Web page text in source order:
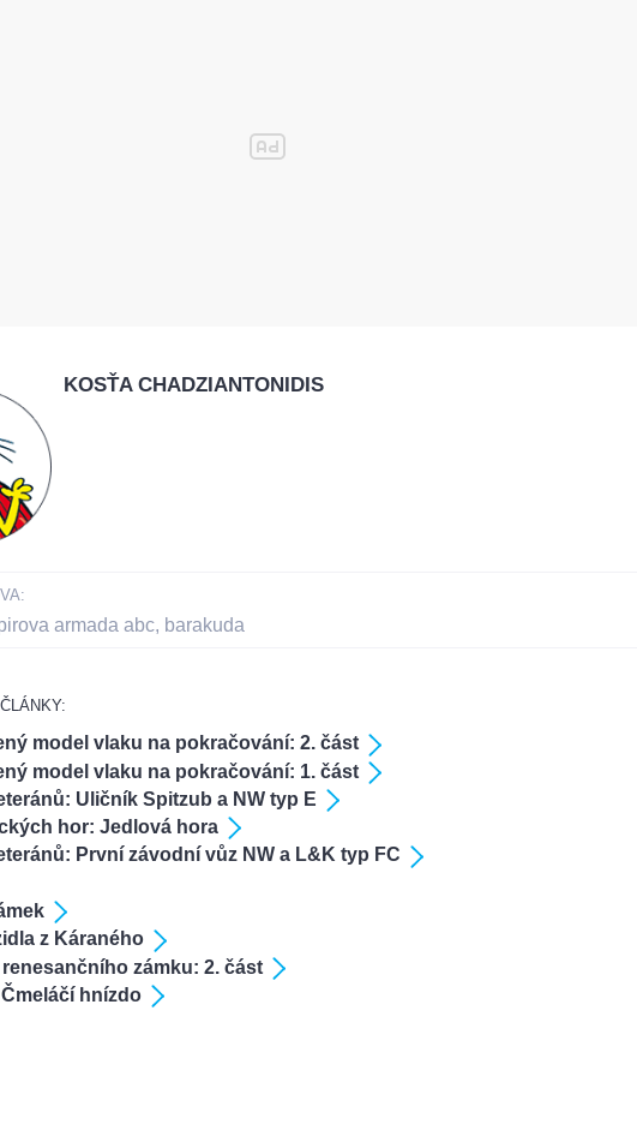
KOSŤA CHADZIANTONIDIS
armada abc, barakuda
model vlaku na pokračování: 2. část
model vlaku na pokračování: 1. část
Uličník Spitzub a NW typ E
hor: Jedlová hora
První závodní vůz NW a L&K typ FC
z Káraného
zámku: 2. část
hnízdo